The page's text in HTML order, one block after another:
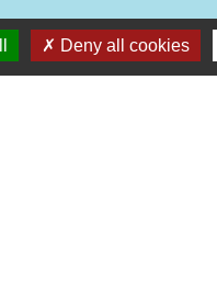
Deny all cookies